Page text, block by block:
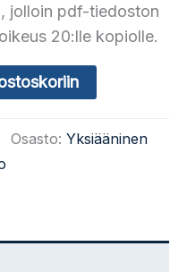
jolloin pdf-tiedoston
20:lle kopiolle.
Osasto: Yksiääninen